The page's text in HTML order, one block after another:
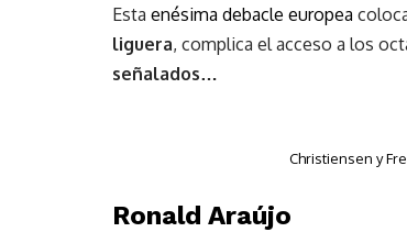
Esta enésima debacle europea
liguera, complica el acceso a los
señalados…
Christiensen y
Ronald Araújo